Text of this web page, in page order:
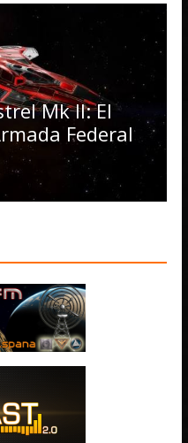
Elite Dangerous
actualización
Operations, el
numerosas
4 julio, 2026